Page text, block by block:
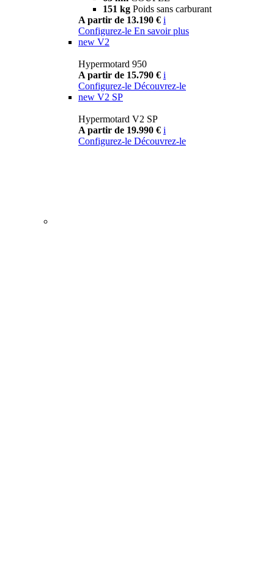
151 kg Poids sans carburant
A partir de 13.190 € i
Configurez-le En savoir plus
new V2
Hypermotard 950
A partir de 15.790 € i
Configurez-le Découvrez-le
new V2 SP
Hypermotard V2 SP
A partir de 19.990 € i
Configurez-le Découvrez-le